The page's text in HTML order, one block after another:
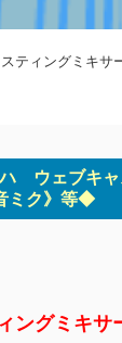
ティングミキ
ウェブキ
ミク》等◆
ングミキ